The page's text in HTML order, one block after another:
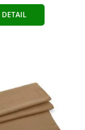
DETAIL